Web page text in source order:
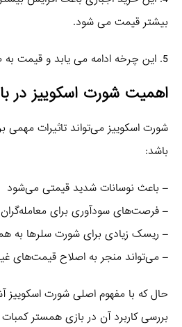
بیشتر قیمت می‌ شود.
5. این چرخه ادامه می‌ یابد و قیمت به صورت انفجاری بالا می‌ رود.
اهمیت شورت اسکوییز در
شورت اسکوییز می‌تواند تاثیرات مهمی
باشد:
– باعث نوسانات شدید قیمتی می‌شود
– فرصت‌های سودآوری برای
– ریسک زیادی برای شورت سلرها به
– می‌تواند منجر به اصلاح قیمت‌های
حال که با مفهوم اصلی شورت اسکوییز
بررسی کاربرد آن در بازی همستر کمبات